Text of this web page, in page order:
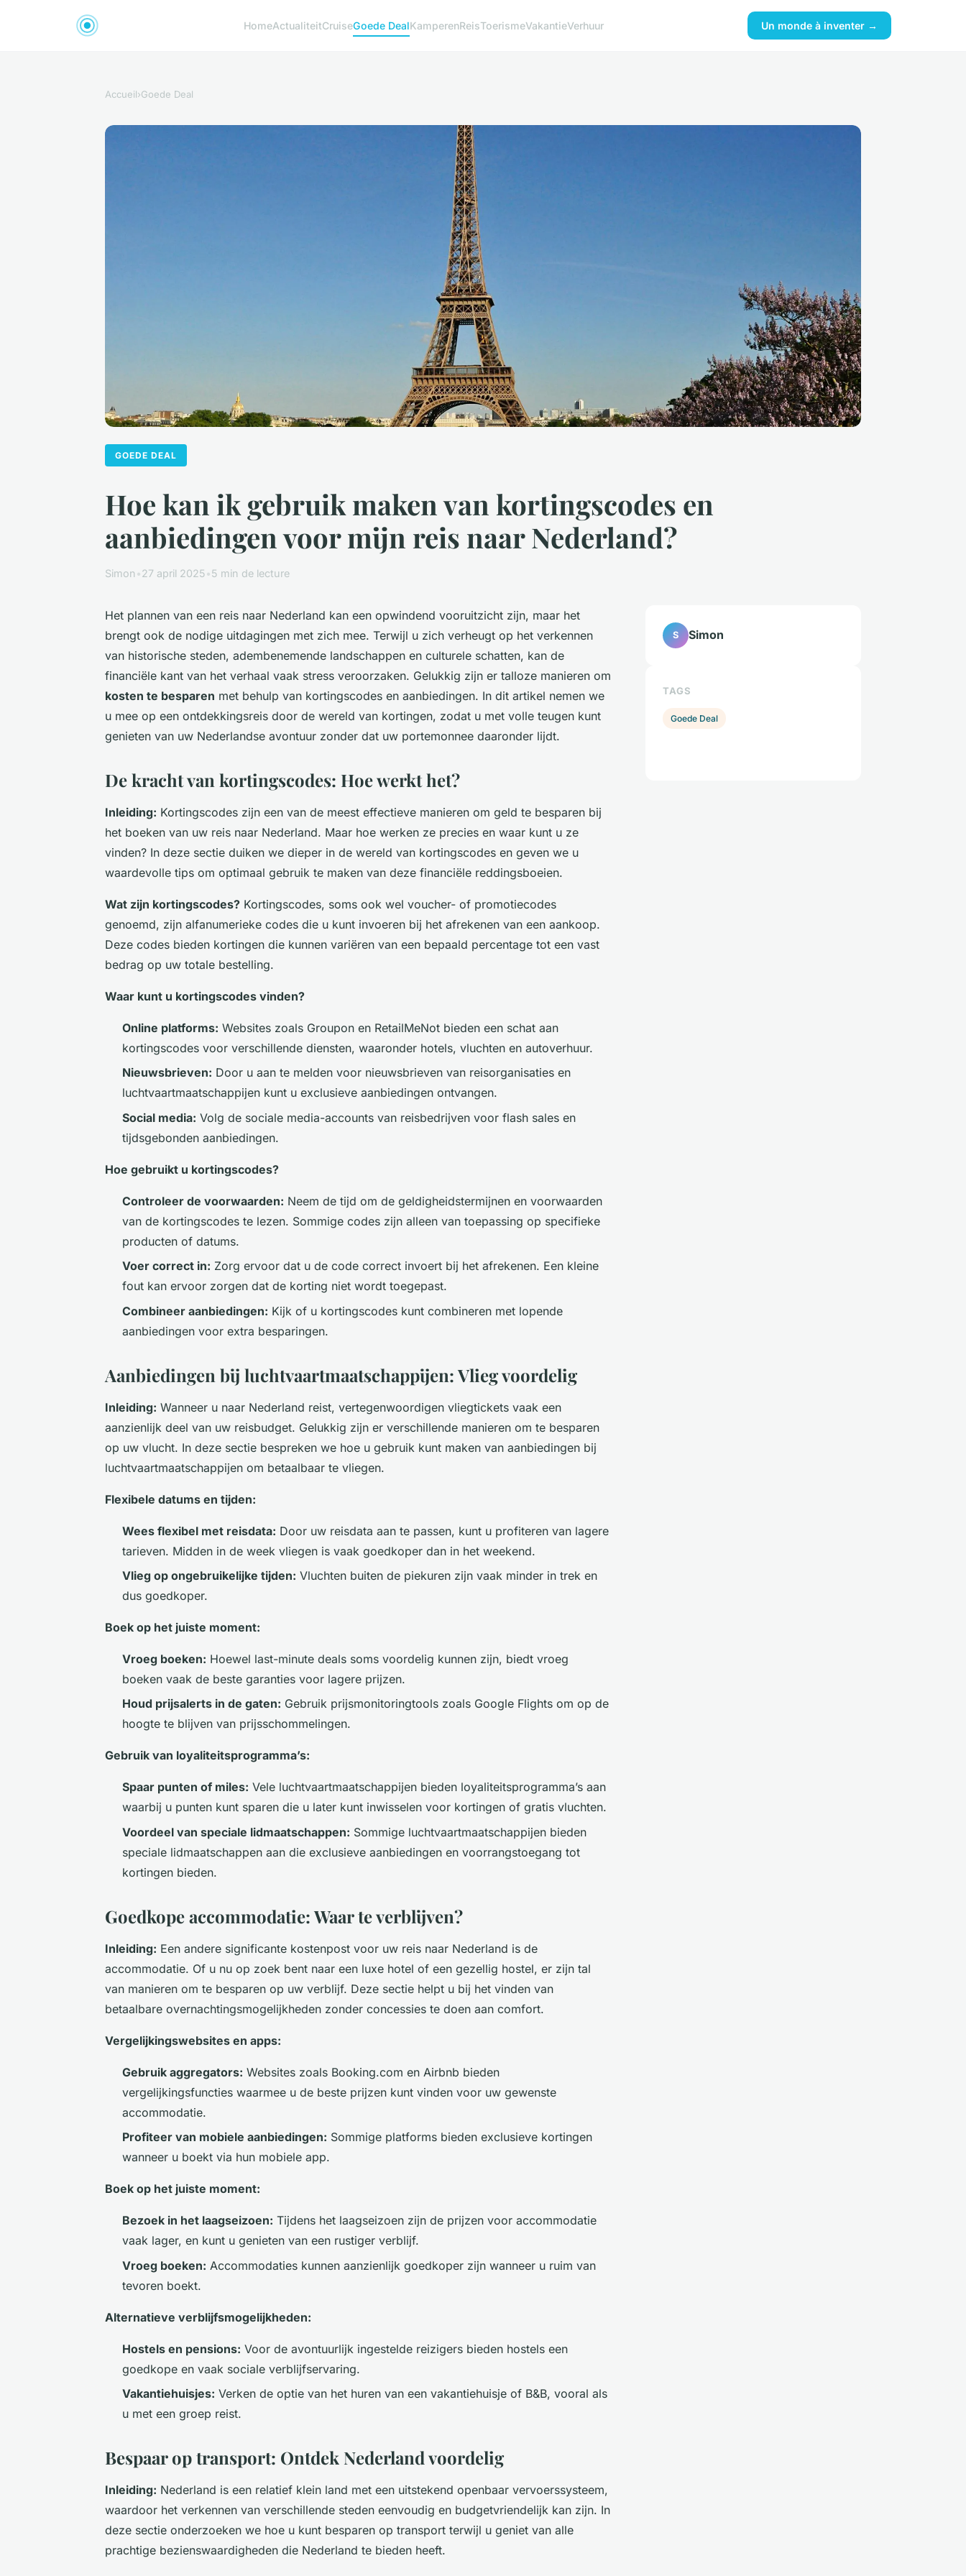
HomeActualiteitCruiseGoede DealKamperenReisToerismeVakantieVerhuur Un monde à inventer →
Accueil›Goede Deal
GOEDE DEAL
Hoe kan ik gebruik maken van kortingscodes en
aanbiedingen voor mijn reis naar Nederland?
Simon •27 april 2025•5 min de lecture
Het plannen van een reis naar Nederland kan een opwindend vooruitzicht zijn, maar het
brengt ook de nodige uitdagingen met zich mee. Terwijl u zich verheugt op het verkennen
van historische steden, adembenemende landschappen en culturele schatten, kan de
financiële kant van het verhaal vaak stress veroorzaken. Gelukkig zijn er talloze manieren om
kosten te besparen met behulp van kortingscodes en aanbiedingen. In dit artikel nemen we
u mee op een ontdekkingsreis door de wereld van kortingen, zodat u met volle teugen kunt
genieten van uw Nederlandse avontuur zonder dat uw portemonnee daaronder lijdt.
De kracht van kortingscodes: Hoe werkt het?
Inleiding: Kortingscodes zijn een van de meest effectieve manieren om geld te besparen bij
het boeken van uw reis naar Nederland. Maar hoe werken ze precies en waar kunt u ze
vinden? In deze sectie duiken we dieper in de wereld van kortingscodes en geven we u
waardevolle tips om optimaal gebruik te maken van deze financiële reddingsboeien.
Wat zijn kortingscodes? Kortingscodes, soms ook wel voucher- of promotiecodes
genoemd, zijn alfanumerieke codes die u kunt invoeren bij het afrekenen van een aankoop.
Deze codes bieden kortingen die kunnen variëren van een bepaald percentage tot een vast
bedrag op uw totale bestelling.
Waar kunt u kortingscodes vinden?
Online platforms: Websites zoals Groupon en RetailMeNot bieden een schat aan
kortingscodes voor verschillende diensten, waaronder hotels, vluchten en autoverhuur.
Nieuwsbrieven: Door u aan te melden voor nieuwsbrieven van reisorganisaties en
luchtvaartmaatschappijen kunt u exclusieve aanbiedingen ontvangen.
Social media: Volg de sociale media-accounts van reisbedrijven voor flash sales en
tijdsgebonden aanbiedingen.
Hoe gebruikt u kortingscodes?
Controleer de voorwaarden: Neem de tijd om de geldigheidstermijnen en voorwaarden
van de kortingscodes te lezen. Sommige codes zijn alleen van toepassing op specifieke
producten of datums.
Voer correct in: Zorg ervoor dat u de code correct invoert bij het afrekenen. Een kleine
fout kan ervoor zorgen dat de korting niet wordt toegepast.
Combineer aanbiedingen: Kijk of u kortingscodes kunt combineren met lopende
aanbiedingen voor extra besparingen.
Aanbiedingen bij luchtvaartmaatschappijen: Vlieg voordelig
Inleiding: Wanneer u naar Nederland reist, vertegenwoordigen vliegtickets vaak een
aanzienlijk deel van uw reisbudget. Gelukkig zijn er verschillende manieren om te besparen
op uw vlucht. In deze sectie bespreken we hoe u gebruik kunt maken van aanbiedingen bij
luchtvaartmaatschappijen om betaalbaar te vliegen.
Flexibele datums en tijden:
Wees flexibel met reisdata: Door uw reisdata aan te passen, kunt u profiteren van lagere
tarieven. Midden in de week vliegen is vaak goedkoper dan in het weekend.
Vlieg op ongebruikelijke tijden: Vluchten buiten de piekuren zijn vaak minder in trek en
dus goedkoper.
Boek op het juiste moment:
Vroeg boeken: Hoewel last-minute deals soms voordelig kunnen zijn, biedt vroeg
boeken vaak de beste garanties voor lagere prijzen.
Houd prijsalerts in de gaten: Gebruik prijsmonitoringtools zoals Google Flights om op de
hoogte te blijven van prijsschommelingen.
Gebruik van loyaliteitsprogramma’s:
Spaar punten of miles: Vele luchtvaartmaatschappijen bieden loyaliteitsprogramma’s aan
waarbij u punten kunt sparen die u later kunt inwisselen voor kortingen of gratis vluchten.
Voordeel van speciale lidmaatschappen: Sommige luchtvaartmaatschappijen bieden
speciale lidmaatschappen aan die exclusieve aanbiedingen en voorrangstoegang tot
kortingen bieden.
Goedkope accommodatie: Waar te verblijven?
Inleiding: Een andere significante kostenpost voor uw reis naar Nederland is de
accommodatie. Of u nu op zoek bent naar een luxe hotel of een gezellig hostel, er zijn tal
van manieren om te besparen op uw verblijf. Deze sectie helpt u bij het vinden van
betaalbare overnachtingsmogelijkheden zonder concessies te doen aan comfort.
Vergelijkingswebsites en apps:
Gebruik aggregators: Websites zoals Booking.com en Airbnb bieden
vergelijkingsfuncties waarmee u de beste prijzen kunt vinden voor uw gewenste
accommodatie.
Profiteer van mobiele aanbiedingen: Sommige platforms bieden exclusieve kortingen
wanneer u boekt via hun mobiele app.
Boek op het juiste moment:
Bezoek in het laagseizoen: Tijdens het laagseizoen zijn de prijzen voor accommodatie
vaak lager, en kunt u genieten van een rustiger verblijf.
Vroeg boeken: Accommodaties kunnen aanzienlijk goedkoper zijn wanneer u ruim van
tevoren boekt.
Alternatieve verblijfsmogelijkheden:
Hostels en pensions: Voor de avontuurlijk ingestelde reizigers bieden hostels een
goedkope en vaak sociale verblijfservaring.
Vakantiehuisjes: Verken de optie van het huren van een vakantiehuisje of B&B, vooral als
u met een groep reist.
Bespaar op transport: Ontdek Nederland voordelig
Inleiding: Nederland is een relatief klein land met een uitstekend openbaar vervoerssysteem,
waardoor het verkennen van verschillende steden eenvoudig en budgetvriendelijk kan zijn. In
deze sectie onderzoeken we hoe u kunt besparen op transport terwijl u geniet van alle
prachtige bezienswaardigheden die Nederland te bieden heeft.
S Simon
TAGS
Goede Deal